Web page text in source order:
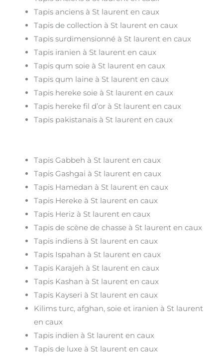
Tapis anciens à St laurent en caux
Tapis de collection à St laurent en caux
Tapis surdimensionné à St laurent en caux
Tapis iranien à St laurent en caux
Tapis qum soie à St laurent en caux
Tapis qum laine à St laurent en caux
Tapis hereke soie à St laurent en caux
Tapis hereke fil d’or à St laurent en caux
Tapis pakistanais à St laurent en caux
Tapis Gabbeh à St laurent en caux
Tapis Gashgai à St laurent en caux
Tapis Hamedan à St laurent en caux
Tapis Hereke à St laurent en caux
Tapis Heriz à St laurent en caux
Tapis de scène de chasse à St laurent en caux
Tapis indiens à St laurent en caux
Tapis Ispahan à St laurent en caux
Tapis Karajeh à St laurent en caux
Tapis Kashan à St laurent en caux
Tapis Kayseri à St laurent en caux
Kilims turc, afghan, soie et iranien à St laurent
en caux
Tapis indien à St laurent en caux
Tapis de luxe à St laurent en caux